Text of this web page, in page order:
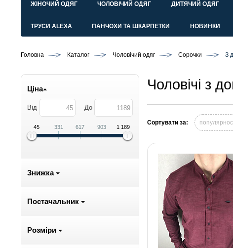
ЖІНОЧИЙ ОДЯГ ЧОЛОВІЧИЙ ОДЯГ ДИТЯЧИЙ ОДЯГ
ТРУСИ ALEXA ПАНЧОХИ ТА ШКАРПЕТКИ НОВИНКИ
Головна Каталог Чоловічий одяг Сорочки З
Ціна
Від До
45 331 617 903 1 189
Знижка
Постачальник
Розміри
Чоловічі з
Сортувати за: